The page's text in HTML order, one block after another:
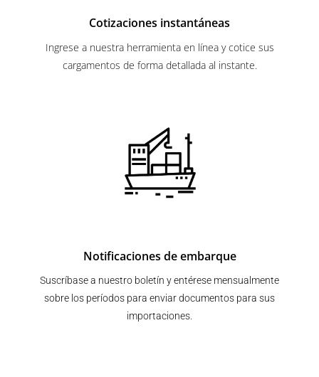
Cotizaciones instantáneas
Ingrese a nuestra herramienta en línea y cotice sus
cargamentos de forma detallada al instante.
Notificaciones de embarque
Suscríbase a nuestro boletín y entérese mensualmente
sobre los períodos para enviar documentos para sus
importaciones.